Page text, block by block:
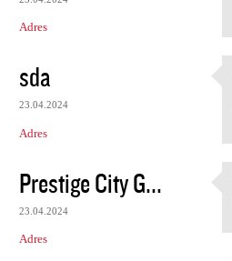
Adres
sda
23.04.2024
Adres
Prestige City G...
23.04.2024
Adres